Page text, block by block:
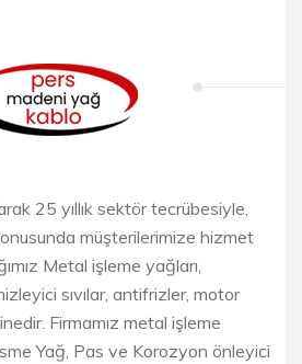
25 yıllık sektör tecrübesiyle,
müşterilerimize hizmet
Metal işleme yağları,
sıvılar, antifrizler, motor
Firmamız metal işleme
Yağ, Pas ve Korozyon önleyici